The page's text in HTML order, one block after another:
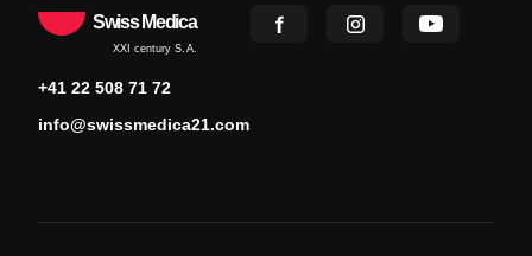
Swiss Medica
XXI century S.A.
+41 22 508 71 72
info@swissmedica21.com